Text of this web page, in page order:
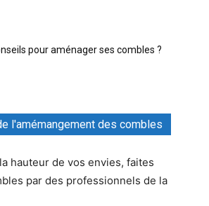
pour aménager ses combles ?
l'amémangement des combles
hauteur de vos envies, faites
par des professionnels de la